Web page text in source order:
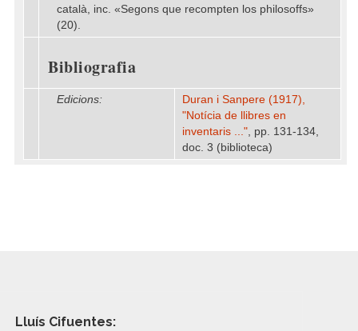
català, inc. «Segons que recompten los philosoffs»
(20).
Bibliografia
Edicions:
Duran i Sanpere (1917),
"Notícia de llibres en
inventaris ...", pp. 131-134,
doc. 3 (biblioteca)
Lluís Cifuentes: